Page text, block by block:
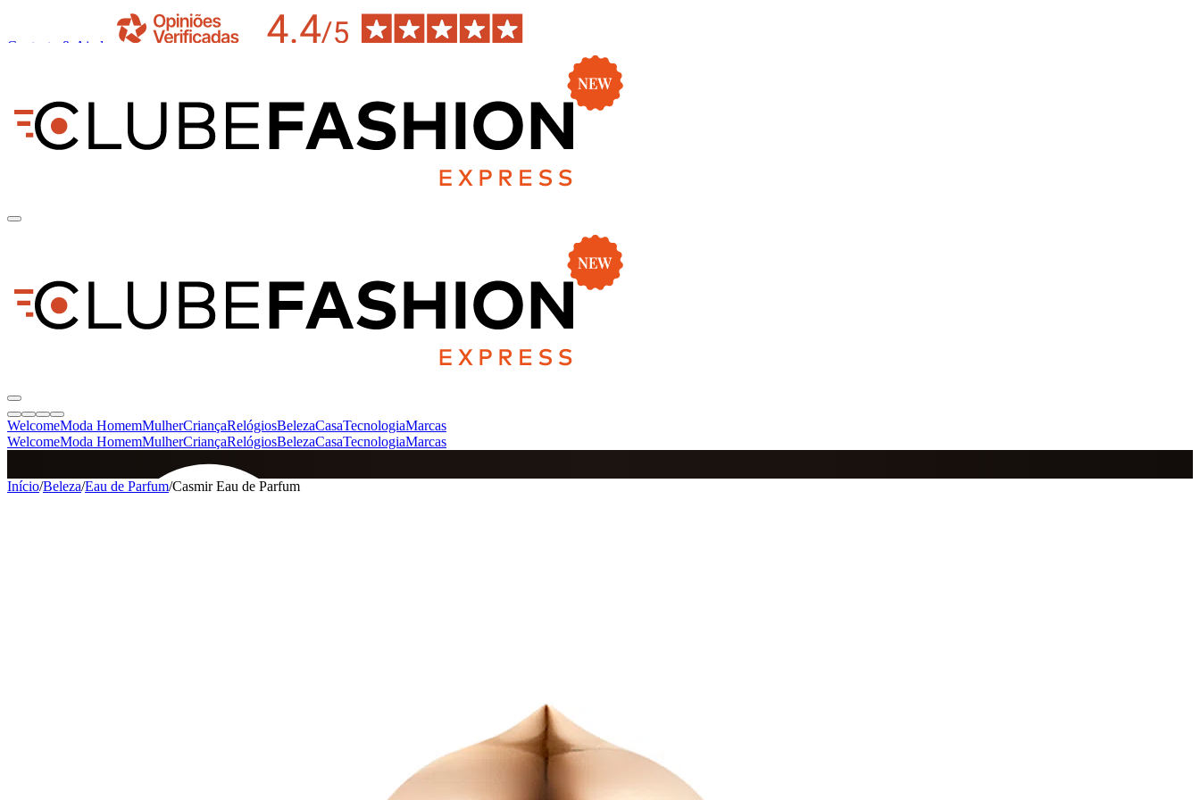
Contacto & Ajuda
WelcomeModa HomemMulherCriançaRelógiosBelezaCasaTecnologiaMarcas
WelcomeModa HomemMulherCriançaRelógiosBelezaCasaTecnologiaMarcas
SINCE 2005
Início/Beleza/Eau de Parfum/Casmir Eau de Parfum